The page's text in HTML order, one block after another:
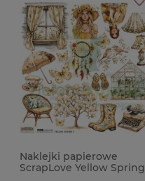
Naklejki papierowe
ScrapLove Yellow Spring